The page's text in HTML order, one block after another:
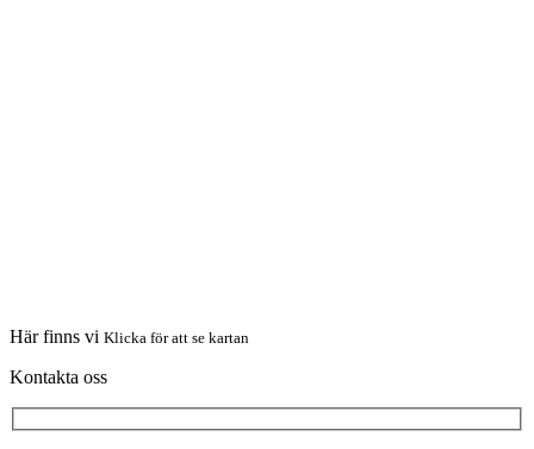
Här finns vi Klicka för att se kartan
Kontakta oss